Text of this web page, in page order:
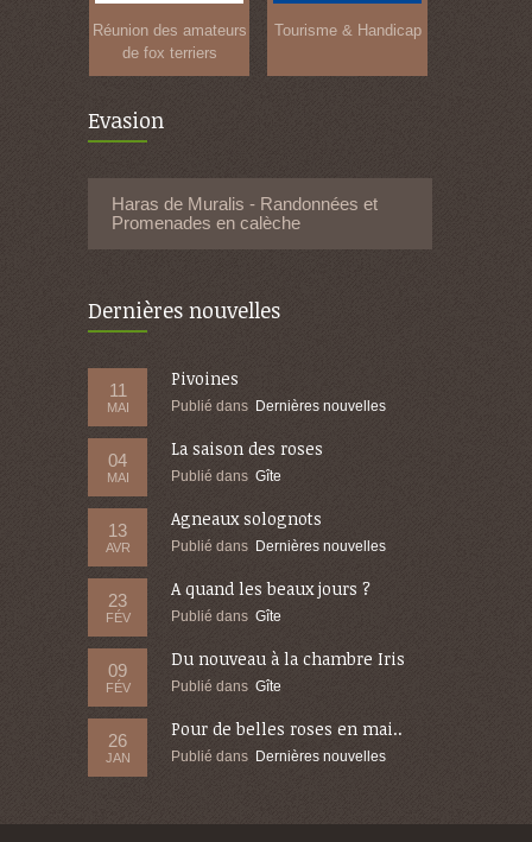
Réunion des amateurs
de fox terriers
Tourisme & Handicap
Evasion
Haras de Muralis - Randonnées et
Promenades en calèche
Dernières nouvelles
11
MAI
Pivoines
Publié dans Dernières nouvelles
04
MAI
La saison des roses
Publié dans Gîte
13
AVR
Agneaux solognots
Publié dans Dernières nouvelles
23
FÉV
A quand les beaux jours ?
Publié dans Gîte
09
FÉV
Du nouveau à la chambre Iris
Publié dans Gîte
26
JAN
Pour de belles roses en mai..
Publié dans Dernières nouvelles